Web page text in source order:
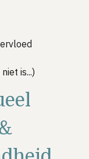
is...)